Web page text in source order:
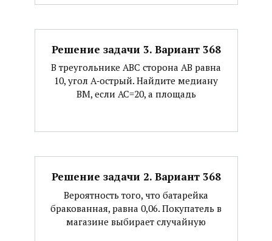
Решение задачи 3. Вариант 368
В треугольнике АВС сторона АВ равна
10, угол А‐острый. Найдите медиану
ВМ, если АС=20, а площадь
Решение задачи 2. Вариант 368
Вероятность того, что батарейка
бракованная, равна 0,06. Покупатель в
магазине выбирает случайную